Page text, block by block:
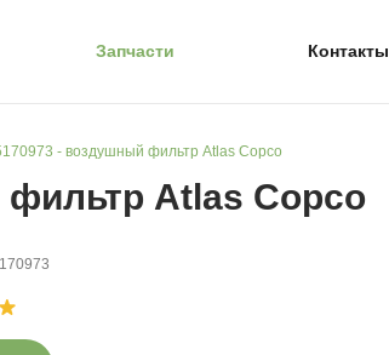
Запчасти Контакты
- воздушный фильтр Atlas Copco
фильтр Atlas Copco